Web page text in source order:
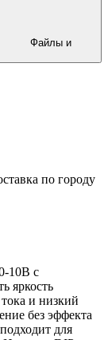
по городу
10В с
яркость
и низкий
без эффекта
для